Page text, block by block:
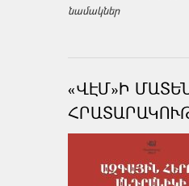
նամակներ
«ՎԷՄ»Ի